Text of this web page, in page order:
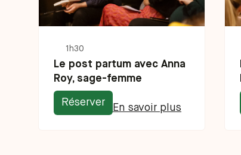
1h30
Le post partum avec Anna
Roy, sage-femme
Réserver En savoir plus